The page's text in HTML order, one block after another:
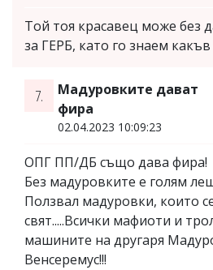
Той тоя красавец може без
за ГЕРБ, като го знаем какъв
7.
Мадуровките дават
фира
02.04.2023 10:09:23
ОПГ ПП/ДБ също дава фира!
Без мадуровките е голям
Ползвал мадуровки, които
свят.....Всички мафиоти и
машините на другаря
Венсеремус!!!